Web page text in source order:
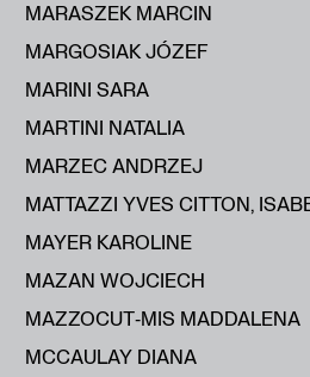
MARASZEK MARCIN
MARGOSIAK JÓZEF
MARINI SARA
MARTINI NATALIA
MARZEC ANDRZEJ
MATTAZZI YVES CITTON,
MAYER KAROLINE
MAZAN WOJCIECH
MAZZOCUT‑MIS MADDALENA
MCCAULAY DIANA